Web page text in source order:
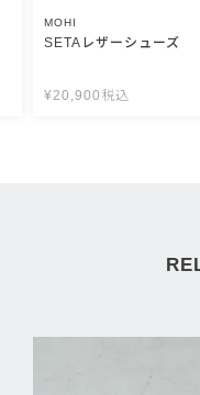
MOHI
SETAレザーシューズ
¥20,900 税込